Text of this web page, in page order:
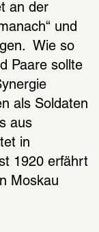
an der
und
Wie so
Paare sollte
als Soldaten
aus
in
1920 erfährt
Moskau